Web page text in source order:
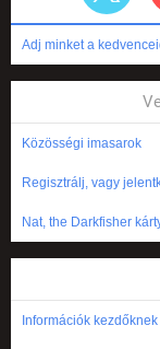
Adj minket a
Közösségi imasarok
Regisztrálj, vagy
Nat, the Darkfisher
Információk kezdőknek